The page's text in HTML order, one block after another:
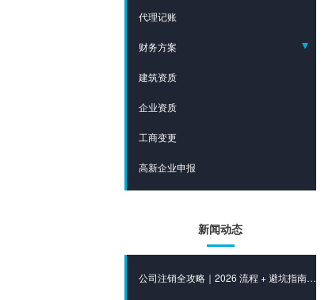
代理记账
财务方案
- 财税合规方案
- 股权架构方案
建筑资质
企业资质
工商变更
高新企业申报
新闻动态
公司注销全攻略｜2026 流程 + 避坑指南，一次讲清不踩雷